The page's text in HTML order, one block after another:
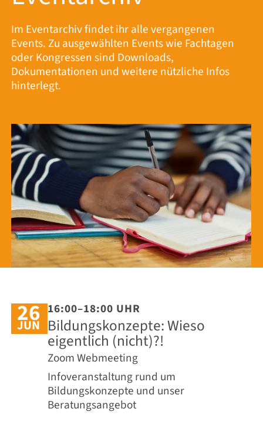
Im Eventarchiv findet ihr alle vergangenen
Events. Zu ausgewählten Events wie Fachtagen
oder Kongressen sind Downloads,
Dokumentationen und weitere nützliche Infos
hinterlegt.
26
JUN
16:00–18:00 UHR
Bildungskonzepte: Wieso
eigentlich (nicht)?!
Zoom Webmeeting
Infoveranstaltung rund um
Bildungskonzepte und unser
Beratungsangebot